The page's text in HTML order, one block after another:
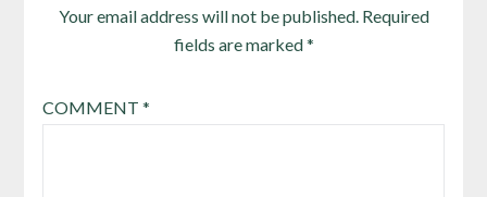
Your email address will not be published. Required
fields are marked*
COMMENT *